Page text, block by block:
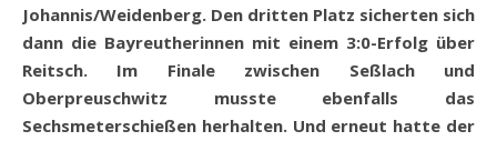
Johannis/Weidenberg. Den dritten Platz sicherten sich
dann die Bayreutherinnen mit einem 3:0-Erfolg über
Reitsch. Im Finale zwischen Seßlach und
Oberpreuschwitz musste ebenfalls das
Sechsmeterschießen herhalten. Und erneut hatte der